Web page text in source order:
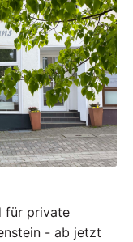
für private
- ab jetzt